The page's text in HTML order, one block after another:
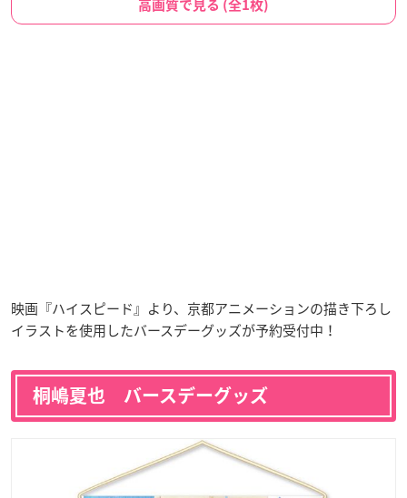
高画質で見る (全1枚)
映画『ハイスピード』より、京都アニメーションの描き下ろし
イラストを使用したバースデーグッズが予約受付中！
桐嶋夏也 バースデーグッズ